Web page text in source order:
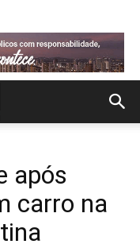
após
carro na